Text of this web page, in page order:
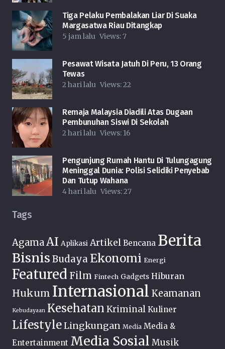
Tiga Pelaku Pembalakan Liar Di Suaka
Margasatwa Riau Ditangkap
5 jam lalu Views:7
Pesawat Wisata Jatuh Di Peru, 13 Orang
Tewas
2 hari lalu Views:22
Remaja Malaysia Diadili Atas Dugaan
Pembunuhan Siswi Di Sekolah
2 hari lalu Views: 16
Pengunjung Rumah Hantu Di Tulungagung
Meninggal Dunia: Polisi Selidiki Penyebab
Dan Tutup Wahana
4 hari lalu Views:27
Tags
AgamaAI Aplikasi Artikel Bencana Berita
Bisnis Budaya Ekonomi Energi
Featured Film Fintech Gadgets Hiburan
Hukum Internasional Keamanan
Kebudayaan Kesehatan Kriminal Kuliner
LifestyleLingkungan Media Media &
Entertainment Media Sosial Musik